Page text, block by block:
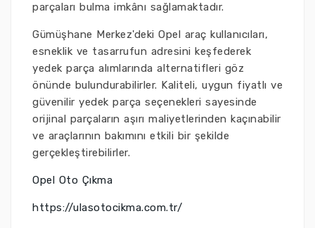
parçaları bulma imkânı sağlamaktadır.
Gümüşhane Merkez'deki Opel araç kullanıcıları,
esneklik ve tasarrufun adresini keşfederek
yedek parça alımlarında alternatifleri göz
önünde bulundurabilirler. Kaliteli, uygun fiyatlı ve
güvenilir yedek parça seçenekleri sayesinde
orijinal parçaların aşırı maliyetlerinden kaçınabilir
ve araçlarının bakımını etkili bir şekilde
gerçekleştirebilirler.
Opel Oto Çıkma
https://ulasotocikma.com.tr/